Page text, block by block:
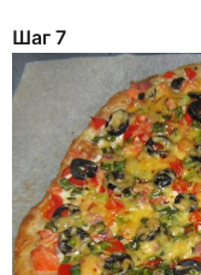
Шаг 7